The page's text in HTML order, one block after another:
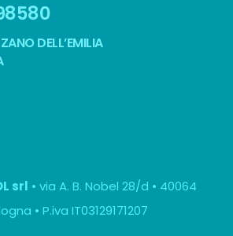
DELL’EMILIA
srl • via A. B. Nobel 28/d • 40064
• P.iva IT03129171207